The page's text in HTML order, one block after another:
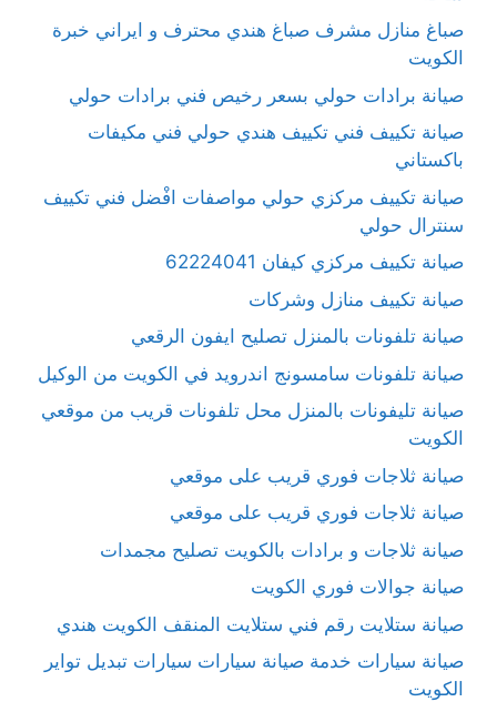
صباغ منازل مشرف صباغ هندي محترف و ايراني خبرة
الكويت
صيانة برادات حولي بسعر رخيص فني برادات حولي
صيانة تكييف فني تكييف هندي حولي فني مكيفات
باكستاني
صيانة تكييف مركزي حولي مواصفات افْضل فني تكييف
سنترال حولي
صيانة تكييف مركزي كيفان 62224041
صيانة تكييف منازل وشركات
صيانة تلفونات بالمنزل تصليح ايفون الرقعي
صيانة تلفونات سامسونج اندرويد في الكويت من الوكيل
صيانة تليفونات بالمنزل محل تلفونات قريب من موقعي
الكويت
صيانة ثلاجات فوري قريب على موقعي
صيانة ثلاجات فوري قريب على موقعي
صيانة ثلاجات و برادات بالكويت تصليح مجمدات
صيانة جوالات فوري الكويت
صيانة ستلايت رقم فني ستلايت المنقف الكويت هندي
صيانة سيارات خدمة صيانة سيارات سيارات تبديل تواير
الكويت